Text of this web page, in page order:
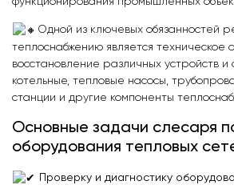
Одной из ключевых обязанностей
теплоснабжению является техническое
восстановление различных устройств и
котельные, тепловые насосы,
станции и другие компоненты
Основные задачи слесаря
оборудования тепловых
Проверку и диагностику